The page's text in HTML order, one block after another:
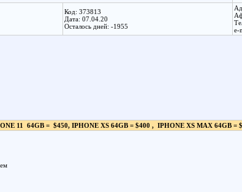
Код: 373813
Дата: 07.04.20
Осталось дней: -1955
e-
11 64GB = $450, IPHONE XS 64GB = $400 , IPHONE XS MAX 64GB =